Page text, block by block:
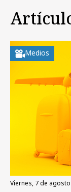
Medios
viernes, 7 de